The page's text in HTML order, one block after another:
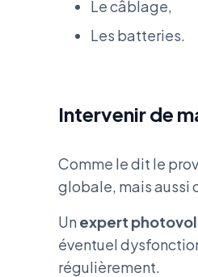
Le câblage,
Les batteries.
Intervenir de
Comme le dit le
globale, mais aussi
Un expert
éventuel
régulièrement.